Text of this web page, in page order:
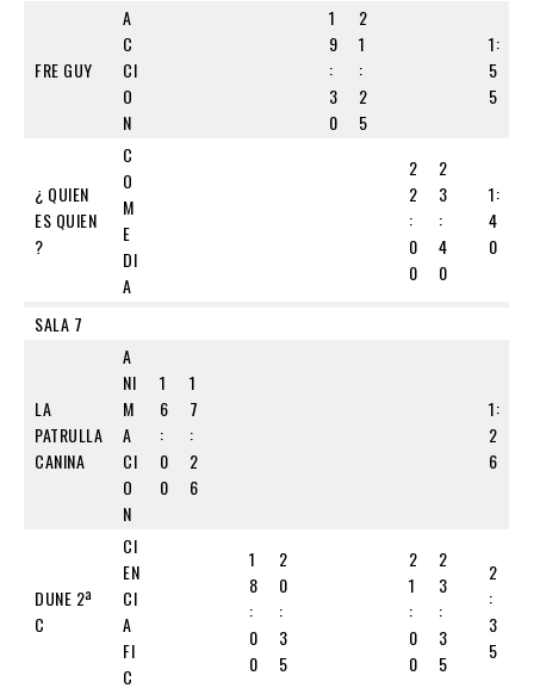
FRE GUY
A
C
CI
O
N
1
9
:
3
0
2
1
:
2
5
1:
5
5
¿ QUIEN
ES QUIEN
?
C
O
M
E
DI
A
2
2
:
0
0
2
3
:
4
0
1:
4
0
SALA 7
LA
PATRULLA
CANINA
A
NI
M
A
CI
O
N
1
6
:
0
0
1
7
:
2
6
1:
2
6
DUNE 2ª
C
CI
EN
CI
A
FI
C
1
8
:
0
0
2
0
:
3
5
2
1
:
0
0
2
3
:
3
5
2
:
3
5